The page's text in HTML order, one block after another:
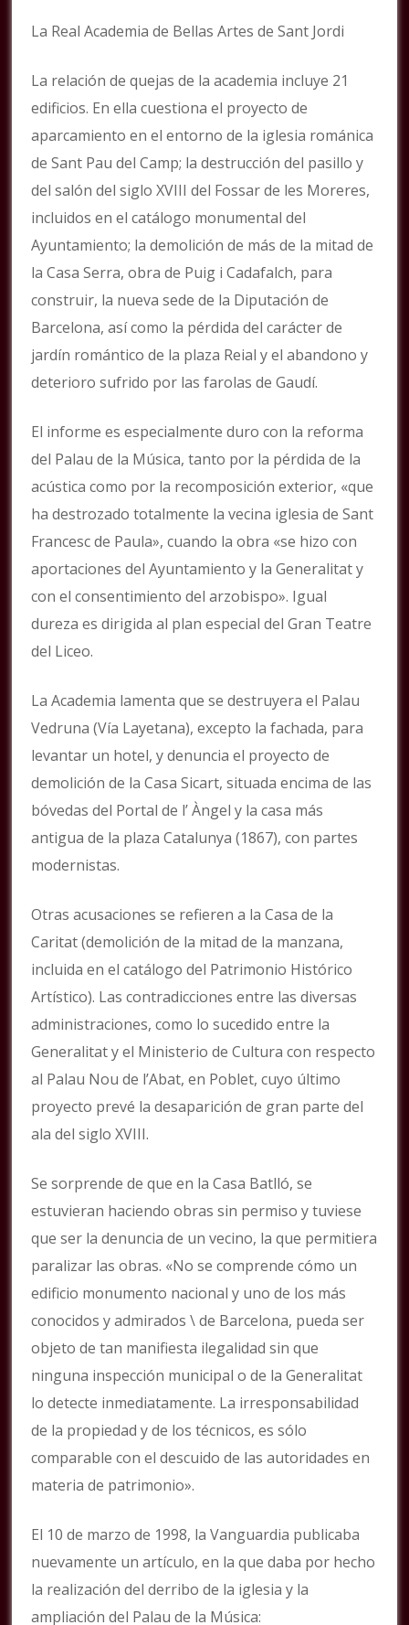
La Real Academia de Bellas Artes de Sant Jordi
La relación de quejas de la academia incluye 21
edificios. En ella cuestiona el proyecto de
aparcamiento en el entorno de la iglesia románica
de Sant Pau del Camp; la destrucción del pasillo y
del salón del siglo XVIII del Fossar de les Moreres,
incluidos en el catálogo monumental del
Ayuntamiento; la demolición de más de la mitad de
la Casa Serra, obra de Puig i Cadafalch, para
construir, la nueva sede de la Diputación de
Barcelona, así como la pérdida del carácter de
jardín romántico de la plaza Reial y el abandono y
deterioro sufrido por las farolas de Gaudí.
El informe es especialmente duro con la reforma
del Palau de la Música, tanto por la pérdida de la
acústica como por la recomposición exterior, «que
ha destrozado totalmente la vecina iglesia de Sant
Francesc de Paula», cuando la obra «se hizo con
aportaciones del Ayuntamiento y la Generalitat y
con el consentimiento del arzobispo». Igual
dureza es dirigida al plan especial del Gran Teatre
del Liceo.
La Academia lamenta que se destruyera el Palau
Vedruna (Vía Layetana), excepto la fachada, para
levantar un hotel, y denuncia el proyecto de
demolición de la Casa Sicart, situada encima de las
bóvedas del Portal de l’ Àngel y la casa más
antigua de la plaza Catalunya (1867), con partes
modernistas.
Otras acusaciones se refieren a la Casa de la
Caritat (demolición de la mitad de la manzana,
incluida en el catálogo del Patrimonio Histórico
Artístico). Las contradicciones entre las diversas
administraciones, como lo sucedido entre la
Generalitat y el Ministerio de Cultura con respecto
al Palau Nou de l’Abat, en Poblet, cuyo último
proyecto prevé la desaparición de gran parte del
ala del siglo XVIII.
Se sorprende de que en la Casa Batlló, se
estuvieran haciendo obras sin permiso y tuviese
que ser la denuncia de un vecino, la que permitiera
paralizar las obras. «No se comprende cómo un
edificio monumento nacional y uno de los más
conocidos y admirados \ de Barcelona, pueda ser
objeto de tan manifiesta ilegalidad sin que
ninguna inspección municipal o de la Generalitat
lo detecte inmediatamente. La irresponsabilidad
de la propiedad y de los técnicos, es sólo
comparable con el descuido de las autoridades en
materia de patrimonio».
El 10 de marzo de 1998, la Vanguardia publicaba
nuevamente un artículo, en la que daba por hecho
la realización del derribo de la iglesia y la
ampliación del Palau de la Música: